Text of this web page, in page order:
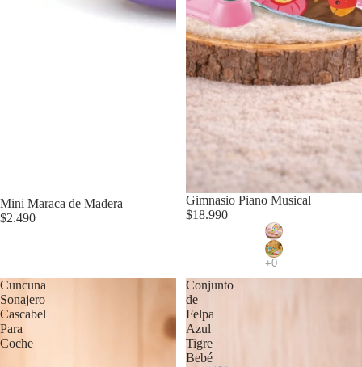
Mini Maraca de Madera
$2.490
Gimnasio Piano Musical
$18.990
Cuncuna
Sonajero
Cascabel
Para
Coche
Conjunto
de
Felpa
Azul
Tigre
Bebé